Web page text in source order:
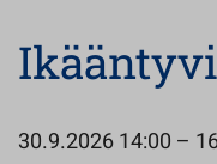
30.9.202614:00 –